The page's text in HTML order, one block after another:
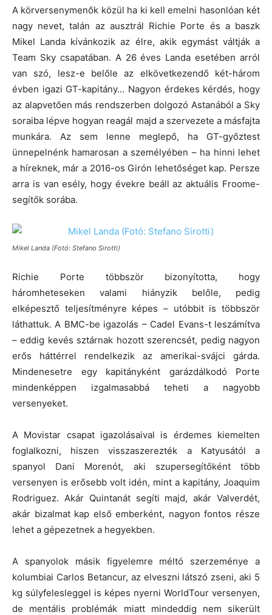
A körversenymenők közül ha ki kell emelni hasonlóan két
nagy nevet, talán az ausztrál Richie Porte és a baszk
Mikel Landa kívánkozik az élre, akik egymást váltják a
Team Sky csapatában. A 26 éves Landa esetében arról
van szó, lesz-e belőle az elkövetkezendő két-három
évben igazi GT-kapitány… Nagyon érdekes kérdés, hogy
az alapvetően más rendszerben dolgozó Astanából a Sky
soraiba lépve hogyan reagál majd a szervezete a másfajta
munkára. Az sem lenne meglepő, ha GT-győztest
ünnepelnénk hamarosan a személyében – ha hinni lehet
a híreknek, már a 2016-os Girón lehetőséget kap. Persze
arra is van esély, hogy évekre beáll az aktuális Froome-
segítők sorába.
Mikel Landa (Fotó: Stefano Sirotti)
Richie Porte többször bizonyította, hogy
háromheteseken valami hiányzik belőle, pedig
elképesztő teljesítményre képes – utóbbit is többször
láthattuk. A BMC-be igazolás – Cadel Evans-t leszámítva
– eddig kevés sztárnak hozott szerencsét, pedig nagyon
erős háttérrel rendelkezik az amerikai-svájci gárda.
Mindenesetre egy kapitányként garázdálkodó Porte
mindenképpen izgalmasabbá teheti a nagyobb
versenyeket.
A Movistar csapat igazolásaival is érdemes kiemelten
foglalkozni, hiszen visszaszerezték a Katyusától a
spanyol Dani Morenót, aki szupersegítőként több
versenyen is erősebb volt idén, mint a kapitány, Joaquim
Rodriguez. Akár Quintanát segíti majd, akár Valverdét,
akár bizalmat kap első emberként, nagyon fontos része
lehet a gépezetnek a hegyekben.
A spanyolok másik figyelemre méltó szerzeménye a
kolumbiai Carlos Betancur, az elveszni látszó zseni, aki 5
kg súlyfelesleggel is képes nyerni WorldTour versenyen,
de mentális problémák miatt mindeddig nem sikerült